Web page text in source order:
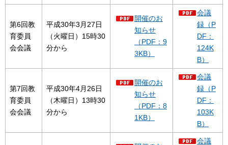
第6回教
育委員
会会議
平成30年3月27日
（火曜日）15時30
分から
開催のお
知らせ
（PDF：9
3KB）
会議
録（P
DF：
124K
B）
第7回教
育委員
会会議
平成30年4月26日
（木曜日）13時30
分から
開催のお
知らせ
（PDF：8
1KB）
会議
録（P
DF：
103K
B）
会議